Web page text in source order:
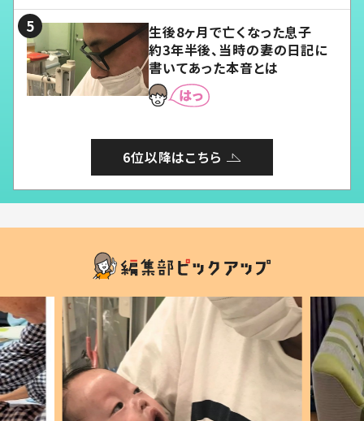
生後8ヶ月で亡くなった息子
約3年半後、当時の妻の日記に
書いてあった本音とは
6位以降はこちら